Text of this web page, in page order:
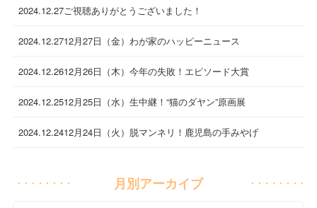
2024.12.27ご視聴ありがとうございました！
2024.12.2712月27日（金）わが家のハッピーニュース
2024.12.2612月26日（木）今年の失敗！エピソード大賞
2024.12.2512月25日（水）生中継！“猫のダヤン”原画展
2024.12.2412月24日（火）脱マンネリ！鹿児島の手みやげ
月別アーカイブ